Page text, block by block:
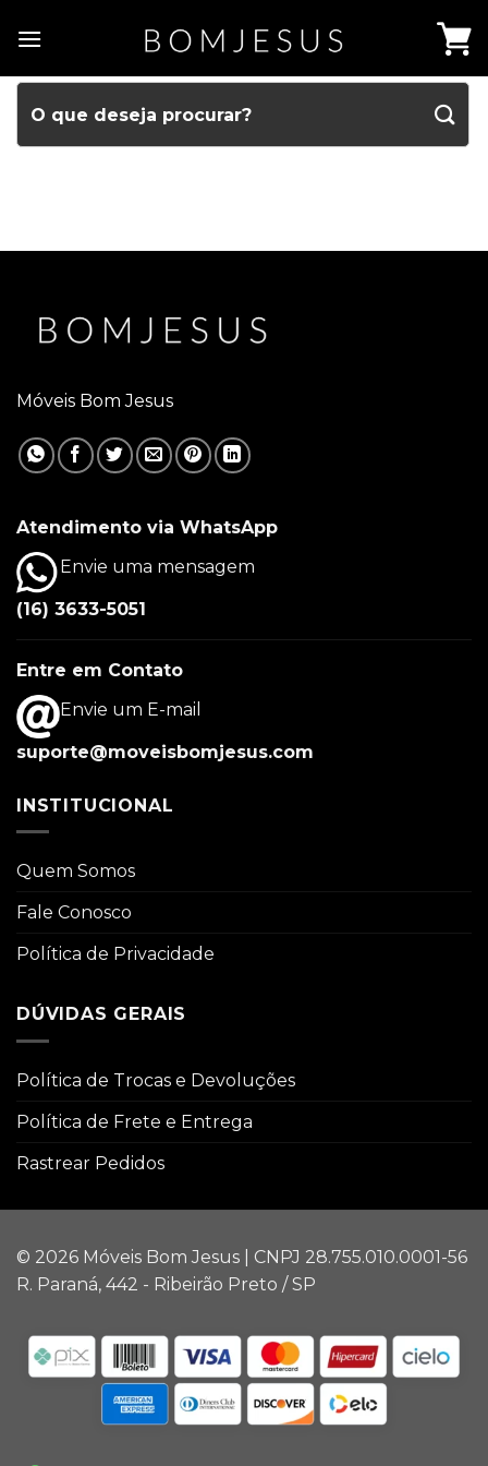
Móveis Bom Jesus
Atendimento via WhatsApp
Envie uma mensagem
(16) 3633-5051
Entre em Contato
Envie um E-mail
suporte@moveisbomjesus.com
INSTITUCIONAL
Quem Somos
Fale Conosco
Política de Privacidade
DÚVIDAS GERAIS
Política de Trocas e Devoluções
Política de Frete e Entrega
Rastrear Pedidos
© 2026 Móveis Bom Jesus | CNPJ 28.755.010.0001-56
R. Paraná, 442 - Ribeirão Preto / SP